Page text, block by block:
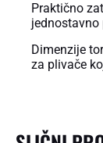
Praktično
jednostavno
Dimenzije
za plivače